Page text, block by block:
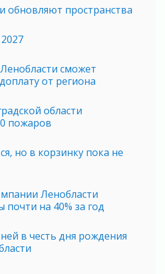
обновляют пространства
сможет
от региона
области
пожаров
но в корзинку пока не
Ленобласти
почти на 40% за год
в честь дня рождения